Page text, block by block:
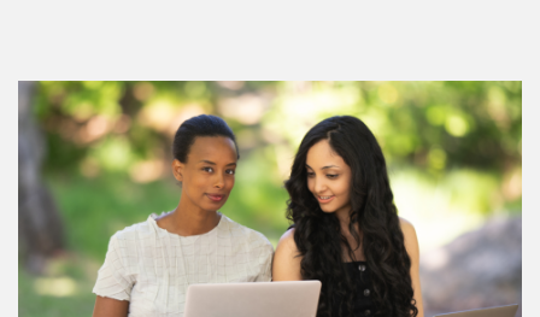
Main Navigation